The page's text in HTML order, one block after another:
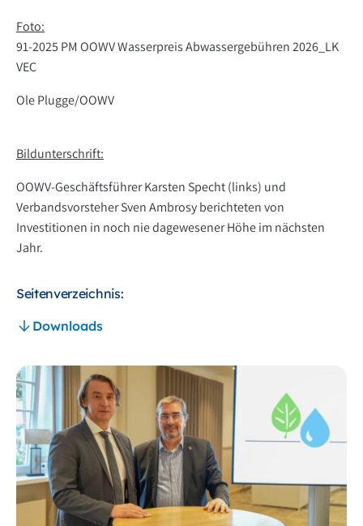
Foto:
91-2025 PM OOWV Wasserpreis Abwassergebühren 2026_LK
VEC
Ole Plugge/OOWV
Bildunterschrift:
OOWV-Geschäftsführer Karsten Specht (links) und
Verbandsvorsteher Sven Ambrosy berichteten von
Investitionen in noch nie dagewesener Höhe im nächsten
Jahr.
Seitenverzeichnis:
Downloads